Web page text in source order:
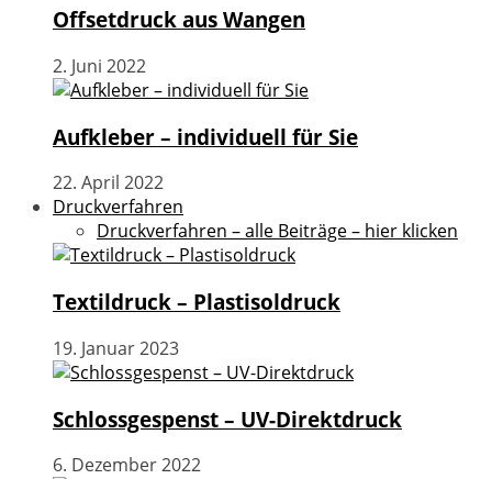
Offsetdruck aus Wangen
2. Juni 2022
Aufkleber – individuell für Sie
22. April 2022
Druckverfahren
Druckverfahren – alle Beiträge – hier klicken
Textildruck – Plastisoldruck
19. Januar 2023
Schlossgespenst – UV-Direktdruck
6. Dezember 2022